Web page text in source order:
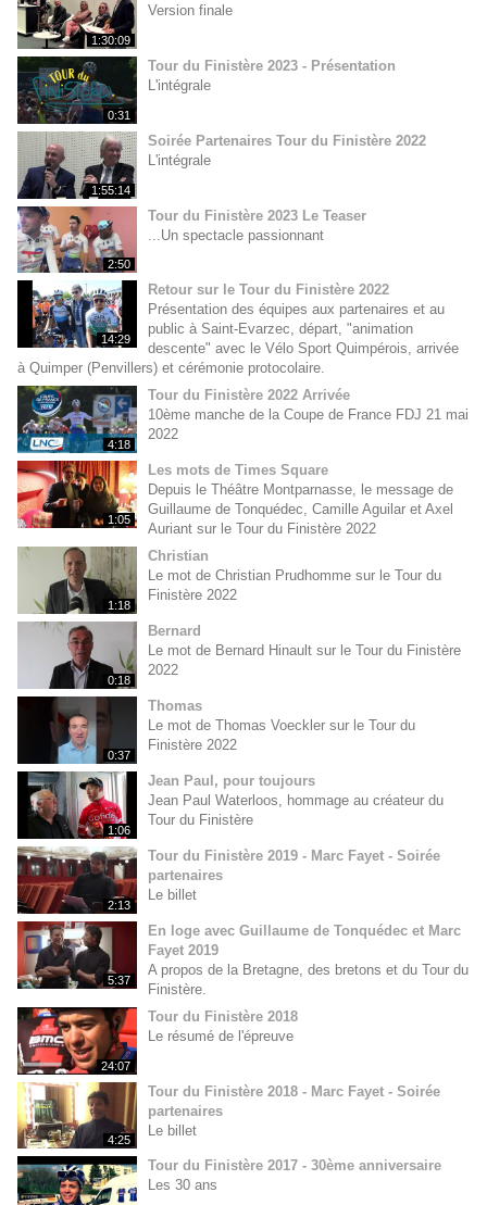
1:30:09
Version finale
0:31
Tour du Finistère 2023 - Présentation
L'intégrale
1:55:14
Soirée Partenaires Tour du Finistère 2022
L'intégrale
2:50
Tour du Finistère 2023 Le Teaser
...Un spectacle passionnant
14:29
Retour sur le Tour du Finistère 2022
Présentation des équipes aux partenaires et au
public à Saint-Evarzec, départ, "animation
descente" avec le Vélo Sport Quimpérois, arrivée
à Quimper (Penvillers) et cérémonie protocolaire.
4:18
Tour du Finistère 2022 Arrivée
10ème manche de la Coupe de France FDJ 21 mai
2022
1:05
Les mots de Times Square
Depuis le Théâtre Montparnasse, le message de
Guillaume de Tonquédec, Camille Aguilar et Axel
Auriant sur le Tour du Finistère 2022
1:18
Christian
Le mot de Christian Prudhomme sur le Tour du
Finistère 2022
0:18
Bernard
Le mot de Bernard Hinault sur le Tour du Finistère
2022
0:37
Thomas
Le mot de Thomas Voeckler sur le Tour du
Finistère 2022
1:06
Jean Paul, pour toujours
Jean Paul Waterloos, hommage au créateur du
Tour du Finistère
2:13
Tour du Finistère 2019 - Marc Fayet - Soirée
partenaires
Le billet
5:37
En loge avec Guillaume de Tonquédec et Marc
Fayet 2019
A propos de la Bretagne, des bretons et du Tour du
Finistère.
24:07
Tour du Finistère 2018
Le résumé de l'épreuve
4:25
Tour du Finistère 2018 - Marc Fayet - Soirée
partenaires
Le billet
Tour du Finistère 2017 - 30ème anniversaire
Les 30 ans